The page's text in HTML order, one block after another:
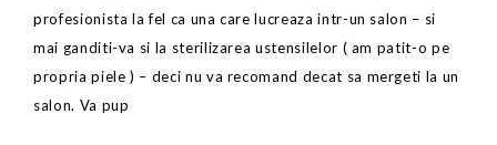
profesionista la fel ca una care lucreaza intr-un salon – si
mai ganditi-va si la sterilizarea ustensilelor ( am patit-o pe
propria piele ) – deci nu va recomand decat sa mergeti la un
salon. Va pup